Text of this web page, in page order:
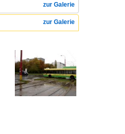
zur Galerie
zur Galerie